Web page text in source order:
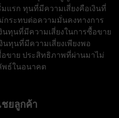
แรก ทุนที่มีความเสี่ยงคือเงินที่
กระทบต่อความมั่นคงทางการ
นทุนที่มีความเสี่ยงในการซื้อขาย
นทุนที่มีความเสี่ยงเพียงพอ
ขาย ประสิทธิภาพที่ผ่านมาไม่
พธ์ในอนาคต
ชยลูกค้า